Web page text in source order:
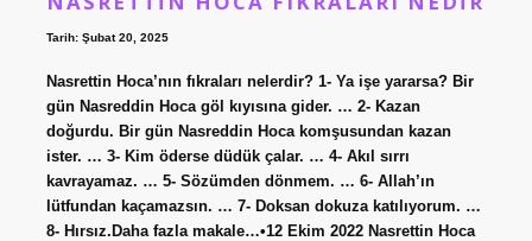
Tarih: Şubat 20, 2025
Nasrettin Hoca’nın fıkraları nelerdir? 1- Ya işe yararsa? Bir
gün Nasreddin Hoca göl kıyısına gider. … 2- Kazan
doğurdu. Bir gün Nasreddin Hoca komşusundan kazan
ister. … 3- Kim öderse düdük çalar. … 4- Akıl sırrı
kavrayamaz. … 5- Sözümden dönmem. … 6- Allah’ın
lütfundan kaçamazsın. … 7- Doksan dokuza katılıyorum. …
8- Hırsız.Daha fazla makale…•12 Ekim 2022 Nasrettin Hoca